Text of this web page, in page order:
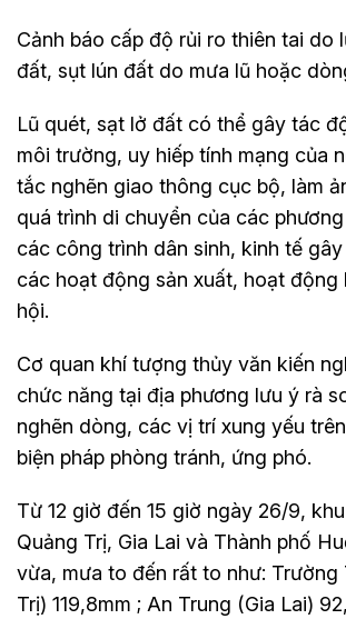
Cảnh báo cấp độ rủi ro thiên tai do
đất, sụt lún đất do mưa lũ hoặc
Lũ quét, sạt lở đất có thể gây tác
môi trường, uy hiếp tính mạng của
tắc nghẽn giao thông cục bộ, làm
quá trình di chuyển của các
các công trình dân sinh, kinh tế
các hoạt động sản xuất, hoạt động
hội.
Cơ quan khí tượng thủy văn kiến
chức năng tại địa phương lưu ý rà
nghẽn dòng, các vị trí xung yếu
biện pháp phòng tránh, ứng phó.
Từ 12 giờ đến 15 giờ ngày 26/9,
Quảng Trị, Gia Lai và Thành phố
vừa, mưa to đến rất to như: Trường
Trị) 119,8mm ; An Trung (Gia Lai)